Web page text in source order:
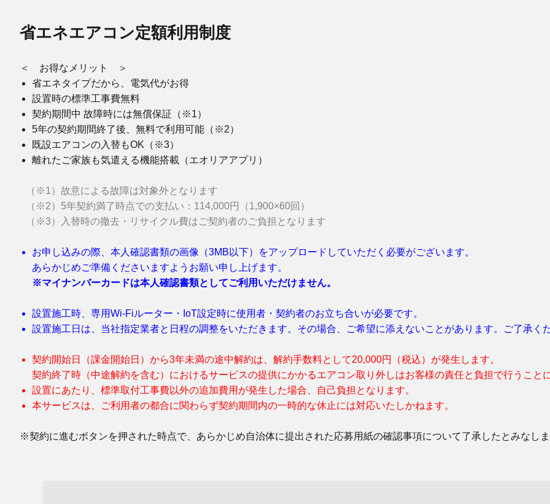
省エネエアコン定額利用制度
＜ お得なメリット ＞
省エネタイプだから、電気代がお得
設置時の標準工事費無料
契約期間中 故障時には無償保証（※1）
5年の契約期間終了後、無料で利用可能（※2）
既設エアコンの入替もOK（※3）
離れたご家族も気遣える機能搭載（エオリアアプリ）
（※1）故意による故障は対象外となります
（※2）5年契約満了時点での支払い：114,000円（1,900×60回）
（※3）入替時の撤去・リサイクル費はご契約者のご負担となります
お申し込みの際、本人確認書類の画像（3MB以下）をアップロードしていただく必要がございます。
あらかじめご準備くださいますようお願い申し上げます。
※マイナンバーカードは本人確認書類としてご利用いただけません。
設置施工時、専用Wi-Fiルーター・IoT設定時に使用者・契約者のお立ち合いが必要です。
設置施工日は、当社指定業者と日程の調整をいただきます。その場合、ご希望に添えないことがあります。ご了承くだ
契約開始日（課金開始日）から3年未満の途中解約は、解約手数料として20,000円（税込）が発生します。
契約終了時（中途解約を含む）におけるサービスの提供にかかるエアコン取り外しはお客様の責任と負担で行うこと
設置にあたり、標準取付工事費以外の追加費用が発生した場合、自己負担となります。
本サービスは、ご利用者の都合に関わらず契約期間内の一時的な休止には対応いたしかねます。
※契約に進むボタンを押された時点で、あらかじめ自治体に提出された応募用紙の確認事項について了承したとみなしま